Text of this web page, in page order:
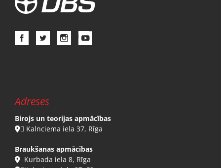
Adreses
Birojs un teorijas apmācības
 Kalnciema iela 37, Rīga
Braukšanas apmācības
 Kurbada iela 8, Rīga